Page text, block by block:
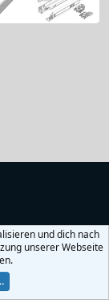
und dich nach
unserer Webseite